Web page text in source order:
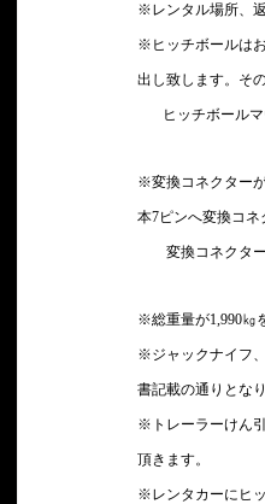
※レンタル場所、
※ヒッチボールは
出し致します。そ
ヒッチボールマ
※変換コネクター
本7ピンへ変換コネ
変換コネクター
※総重量が1,990㎏
※ジャックナイフ
書記載の通りとなり
※トレーラーけん
頂きます。
※レンタカーにヒ